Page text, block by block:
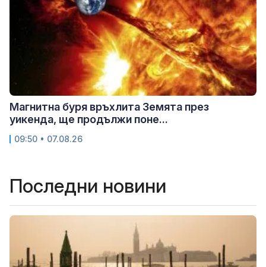
Магнитна буря връхлита Земята през
уикенда, ще продължи поне...
09:50 • 07.08.26
Последни новини